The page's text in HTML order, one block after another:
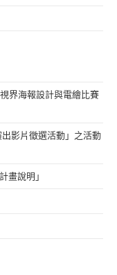
界海報設計與電繪比賽
影片徵選活動」之活動
畫說明」